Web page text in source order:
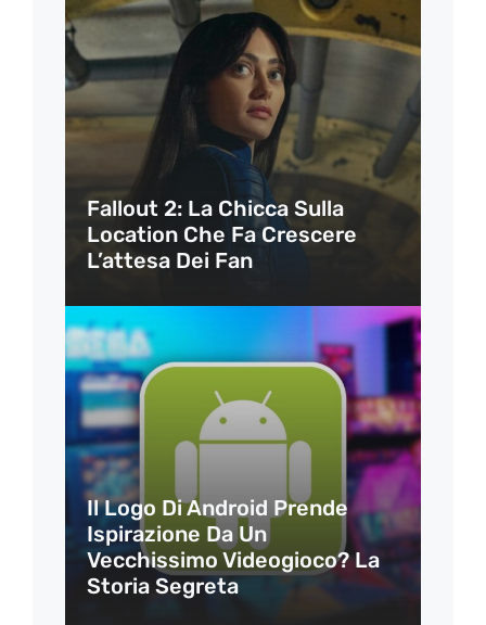
Fallout 2: La Chicca Sulla
Location Che Fa Crescere
L’attesa Dei Fan
Il Logo Di Android Prende
Ispirazione Da Un
Vecchissimo Videogioco? La
Storia Segreta